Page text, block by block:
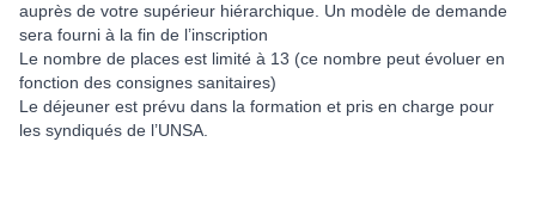
auprès de votre supérieur hiérarchique. Un modèle de demande
sera fourni à la fin de l’inscription
Le nombre de places est limité à 13 (ce nombre peut évoluer en
fonction des consignes sanitaires)
Le déjeuner est prévu dans la formation et pris en charge pour
les syndiqués de l’UNSA.